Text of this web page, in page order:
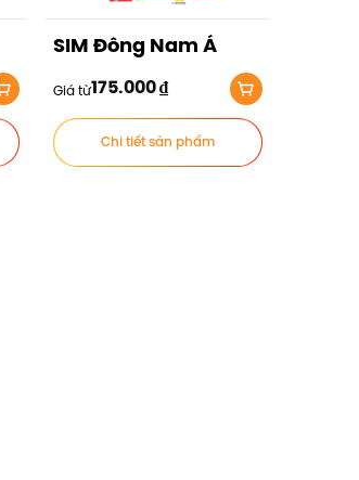
SIM Đông Nam Á
Giá từ175.000₫
Chi tiết sản phẩm